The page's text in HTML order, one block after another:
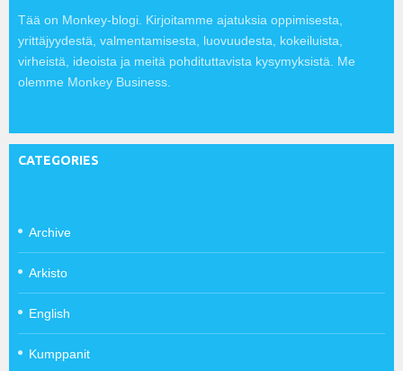
Tää on Monkey-blogi. Kirjoitamme ajatuksia oppimisesta,
yrittäjyydestä, valmentamisesta, luovuudesta, kokeiluista,
virheistä, ideoista ja meitä pohdituttavista kysymyksistä. Me
olemme Monkey Business.
CATEGORIES
Archive
Arkisto
English
Kumppanit